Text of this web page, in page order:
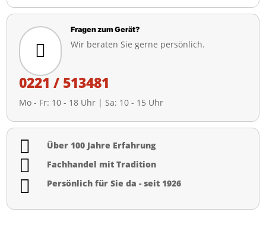

Fragen zum Gerät?
Wir beraten Sie gerne persönlich.
0221 / 513481
Mo - Fr: 10 - 18 Uhr | Sa: 10 - 15 Uhr
 Über 100 Jahre Erfahrung
 Fachhandel mit Tradition
 Persönlich für Sie da - seit 1926